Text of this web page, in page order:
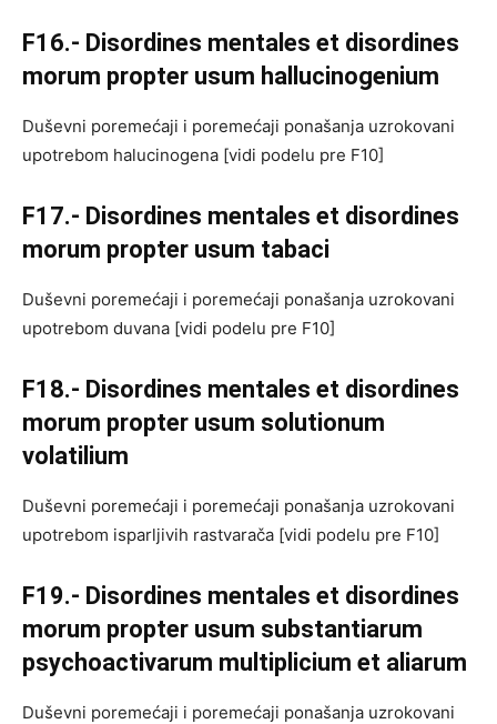
F16.- Disordines mentales et disordines
morum propter usum hallucinogenium
Duševni poremećaji i poremećaji ponašanja uzrokovani
upotrebom halucinogena [vidi podelu pre F10]
F17.- Disordines mentales et disordines
morum propter usum tabaci
Duševni poremećaji i poremećaji ponašanja uzrokovani
upotrebom duvana [vidi podelu pre F10]
F18.- Disordines mentales et disordines
morum propter usum solutionum
volatilium
Duševni poremećaji i poremećaji ponašanja uzrokovani
upotrebom isparljivih rastvarača [vidi podelu pre F10]
F19.- Disordines mentales et disordines
morum propter usum substantiarum
psychoactivarum multiplicium et aliarum
Duševni poremećaji i poremećaji ponašanja uzrokovani